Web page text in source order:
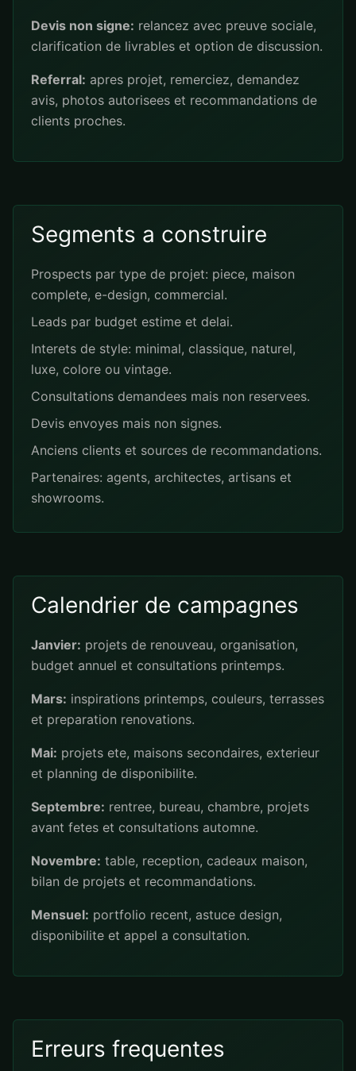
Devis non signe: relancez avec preuve sociale,
clarification de livrables et option de discussion.
Referral: apres projet, remerciez, demandez
avis, photos autorisees et recommandations de
clients proches.
Segments a construire
Prospects par type de projet: piece, maison
complete, e-design, commercial.
Leads par budget estime et delai.
Interets de style: minimal, classique, naturel,
luxe, colore ou vintage.
Consultations demandees mais non reservees.
Devis envoyes mais non signes.
Anciens clients et sources de recommandations.
Partenaires: agents, architectes, artisans et
showrooms.
Calendrier de campagnes
Janvier: projets de renouveau, organisation,
budget annuel et consultations printemps.
Mars: inspirations printemps, couleurs, terrasses
et preparation renovations.
Mai: projets ete, maisons secondaires, exterieur
et planning de disponibilite.
Septembre: rentree, bureau, chambre, projets
avant fetes et consultations automne.
Novembre: table, reception, cadeaux maison,
bilan de projets et recommandations.
Mensuel: portfolio recent, astuce design,
disponibilite et appel a consultation.
Erreurs frequentes